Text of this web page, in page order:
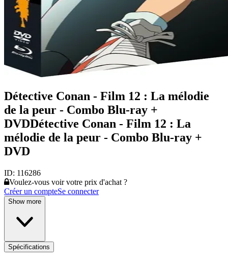
Détective Conan - Film 12 : La mélodie
de la peur - Combo Blu-ray +
DVDDétective Conan - Film 12 : La
mélodie de la peur - Combo Blu-ray +
DVD
ID: 116286
Voulez-vous voir votre prix d'achat ?
Créer un compteSe connecter
Show more
Spécifications